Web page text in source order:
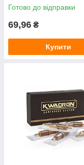
Готово до відправки
69,96 ₴
Купити